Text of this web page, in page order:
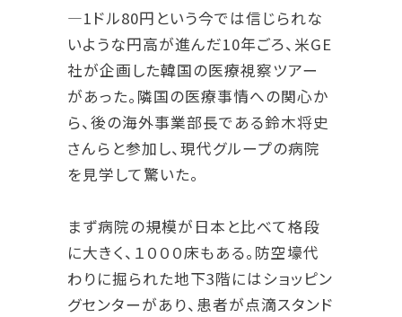
―1ドル80円という今では信じられな
いような円高が進んだ10年ごろ、米GE
社が企画した韓国の医療視察ツアー
があった。隣国の医療事情への関心か
ら、後の海外事業部長である鈴木将史
さんらと参加し、現代グループの病院
を見学して驚いた。
まず病院の規模が日本と比べて格段
に大きく、１０００床もある。防空壕代
わりに掘られた地下3階にはショッピン
グセンターがあり、患者が点滴スタンド